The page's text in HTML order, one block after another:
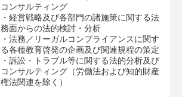
コンサルティング
・経営戦略及び各部門の諸施策に関する法
務面からの法的検討・分析
・法務／リーガルコンプライアンスに関す
る各種教育啓発の企画及び関連規程の策定
・訴訟・トラブル等に関する法的分析及び
コンサルティング（労働法および知的財産
権法関連を除く）